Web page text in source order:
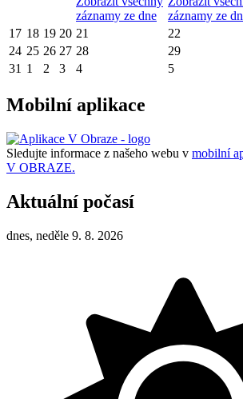
záznamy ze dne
záznamy ze
17 18 19 20 21 22
24 25 26 27 28 29
31 1 2 3 4 5
Mobilní aplikace
Sledujte informace z našeho webu v mobilní
V OBRAZE.
Aktuální počasí
dnes, neděle 9. 8. 2026